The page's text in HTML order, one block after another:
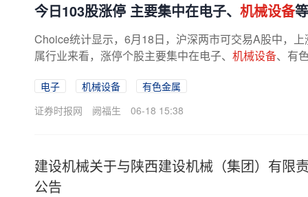
今日103股涨停 主要集中在电子、 机械设备
Choice统计显示，6月18日，沪深两市可交易A股中，
属行业来看，涨停个股主要集中在电子、 机械设备、有
电子 机械设备
有色金属
证券时报网
阙福生 06-18 15:38
建设机械关于与陕西建设机械（集团）有限
公告